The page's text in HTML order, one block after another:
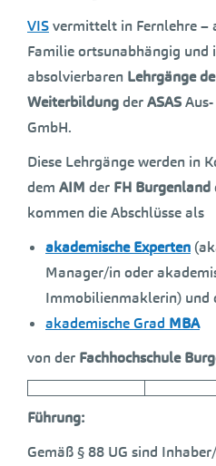
VISvermittelt in Fernlehre –
Familie ortsunabhängig
absolvierbaren Lehrgänge
WeiterbildungderASAS
GmbH.
Diese Lehrgänge werden in
dem AIM der FH Burgenland
kommen die Abschlüsse als
akademische Experten
Manager/in oder
Immobilienmaklerin) und
akademische Grad MBA
von der Fachhochschule
Führung:
Gemäß § 88 UG sind